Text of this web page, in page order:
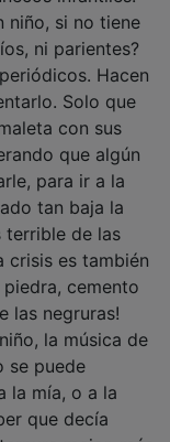
niño, si no tiene
ni parientes?
Hacen
Solo que
con sus
que algún
para ir a la
tan baja la
terrible de las
es también
cemento
las negruras!
la música de
se puede
mía, o a la
que decía
mejor, más